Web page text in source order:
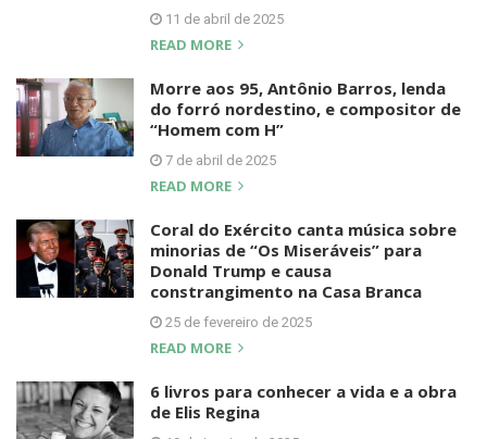
11 de abril de 2025
READ MORE
Morre aos 95, Antônio Barros, lenda
do forró nordestino, e compositor de
“Homem com H”
7 de abril de 2025
READ MORE
Coral do Exército canta música sobre
minorias de “Os Miseráveis” para
Donald Trump e causa
constrangimento na Casa Branca
25 de fevereiro de 2025
READ MORE
6 livros para conhecer a vida e a obra
de Elis Regina